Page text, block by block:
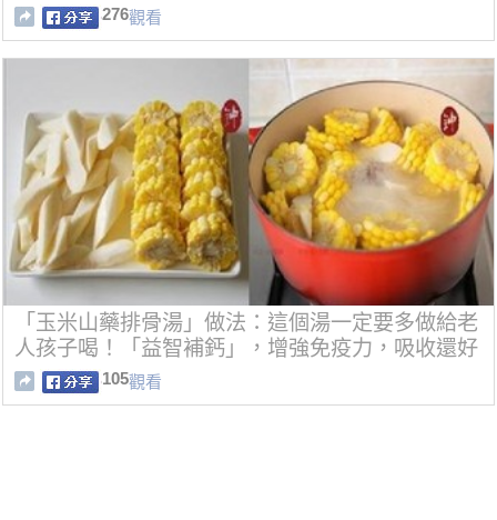
276觀看
「玉米山藥排骨湯」做法：這個湯一定要多做給老
人孩子喝！「益智補鈣」，增強免疫力，吸收還好
105觀看